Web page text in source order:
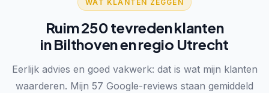
WAT KLANTEN ZEGGEN
Ruim 250 tevreden klanten
in Bilthoven en regio Utrecht
Eerlijk advies en goed vakwerk: dat is wat mijn klanten
waarderen. Mijn 57 Google-reviews staan gemiddeld